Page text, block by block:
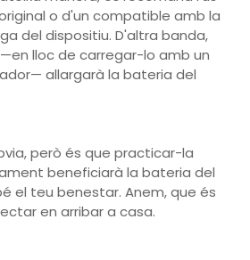
o d'un compatible amb la
del dispositiu. D'altra banda,
lloc de carregar-lo amb un
allargarà la bateria del
però és que practicar-la
beneficiarà la bateria del
el teu benestar. Anem, que és
en arribar a casa.